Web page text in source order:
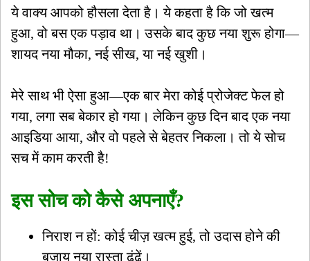
ये वाक्य आपको हौसला देता है। ये कहता है कि जो खत्म
हुआ, वो बस एक पड़ाव था। उसके बाद कुछ नया शुरू होगा—
शायद नया मौका, नई सीख, या नई खुशी।
मेरे साथ भी ऐसा हुआ—एक बार मेरा कोई प्रोजेक्ट फेल हो
गया, लगा सब बेकार हो गया। लेकिन कुछ दिन बाद एक नया
आइडिया आया, और वो पहले से बेहतर निकला। तो ये सोच
सच में काम करती है!
इस सोच को कैसे अपनाएँ?
निराश न हों: कोई चीज़ खत्म हुई, तो उदास होने की
बजाय नया रास्ता ढूंढें।